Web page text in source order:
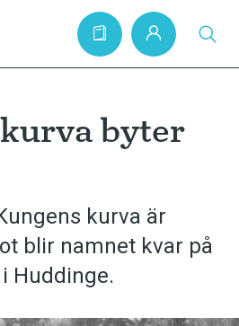
byter
kurva är
blir namnet kvar på
Huddinge.